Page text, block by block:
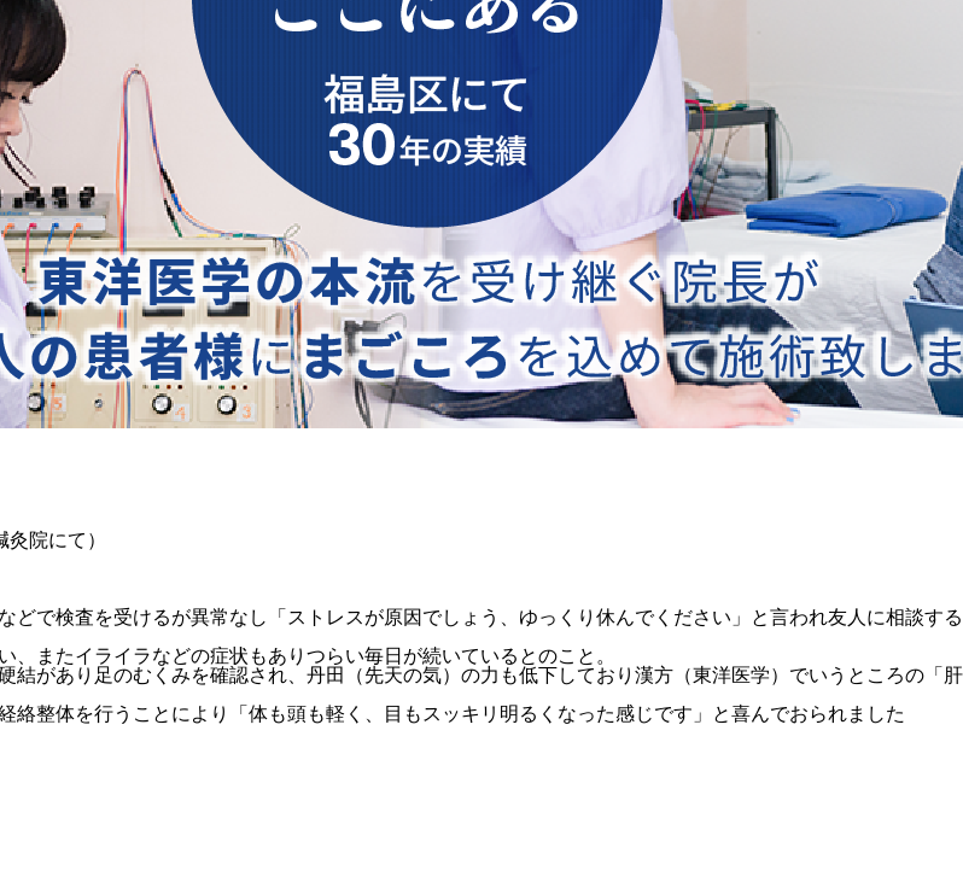
院にて）
で検査を受けるが異常なし「ストレスが原因でしょう、ゆっくり休んでください」と言われ友人に相談する
またイライラなどの症状もありつらい毎日が続いているとのこと。
があり足のむくみを確認され、丹田（先天の気）の力も低下しており漢方（東洋医学）でいうところの「肝
整体を行うことにより「体も頭も軽く、目もスッキリ明るくなった感じです」と喜んでおられました